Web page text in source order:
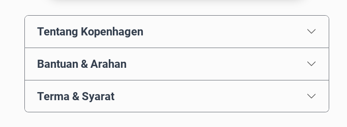
Tentang Kopenhagen
Bantuan & Arahan
Terma & Syarat